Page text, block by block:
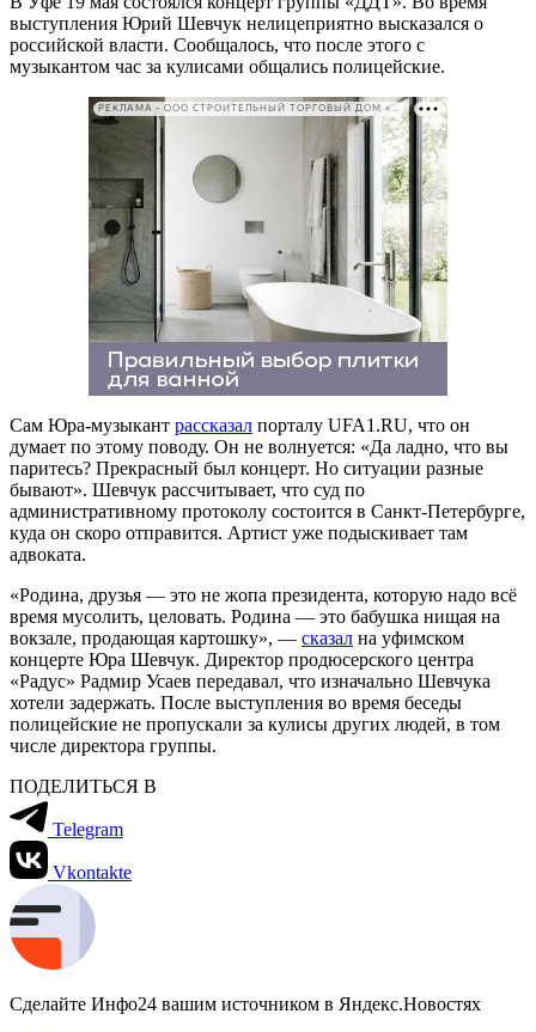
выступления Юрий Шевчук нелицеприятно высказался о
российской власти. Сообщалось, что после этого с
музыкантом час за кулисами общались полицейские.
РЕКЛАМА • ООО СТРОИТЕЛЬНЫЙ ТОРГОВЫЙ ДОМ «ПЕТРОВИЧ». ИНН: 7802348846
Сам Юра-музыкант рассказал порталу UFA1.RU, что он
думает по этому поводу. Он не волнуется: «Да ладно, что вы
паритесь? Прекрасный был концерт. Но ситуации разные
бывают». Шевчук рассчитывает, что суд по
административному протоколу состоится в Санкт-Петербурге,
куда он скоро отправится. Артист уже подыскивает там
адвоката.
«Родина, друзья — это не жопа президента, которую надо всё
время мусолить, целовать. Родина — это бабушка нищая на
вокзале, продающая картошку», — сказал на уфимском
концерте Юра Шевчук. Директор продюсерского центра
«Радус» Радмир Усаев передавал, что изначально Шевчука
хотели задержать. После выступления во время беседы
полицейские не пропускали за кулисы других людей, в том
числе директора группы.
ПОДЕЛИТЬСЯ В
Telegram
Vkontakte
Сделайте Инфо24 вашим источником в Яндекс.Новостях